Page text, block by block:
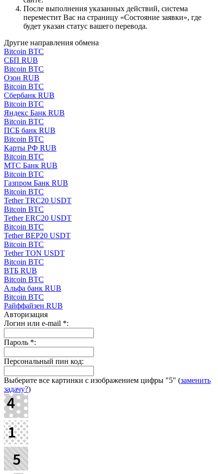
После выполнения указанных действий, система
переместит Вас на страницу «Состояние заявки», где
будет указан статус вашего перевода.
Другие направления обмена
Bitcoin BTC
СБП RUB
Bitcoin BTC
Озон RUB
Bitcoin BTC
Сбербанк RUB
Bitcoin BTC
Яндекс Банк RUB
Bitcoin BTC
ПСБ банк RUB
Bitcoin BTC
Карты РФ RUB
Bitcoin BTC
МТС Банк RUB
Bitcoin BTC
Газпром Банк RUB
Bitcoin BTC
Tether TRC20 USDT
Bitcoin BTC
Tether ERC20 USDT
Bitcoin BTC
Tether BEP20 USDT
Bitcoin BTC
Tether TON USDT
Bitcoin BTC
ВТБ RUB
Bitcoin BTC
Альфа банк RUB
Bitcoin BTC
Paйффaйзeн RUB
Авторизация
Логин или e-mail *:
Пароль *:
Персональный пин код:
Выберите все картинки с изображением цифры "5" (заменить
задачу?)